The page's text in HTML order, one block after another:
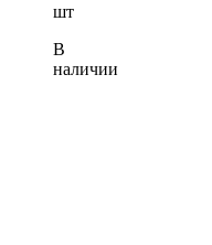
шт
В
наличии